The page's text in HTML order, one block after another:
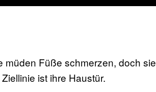
müden Füße schmerzen, doch sie
ist ihre Haustür.